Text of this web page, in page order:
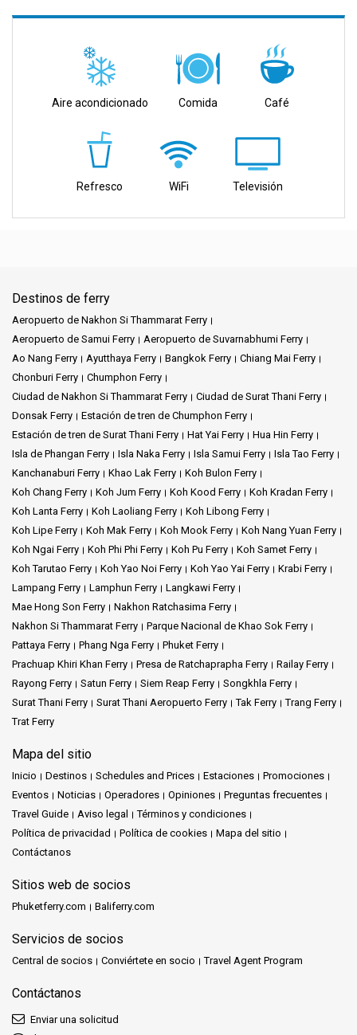
Aire acondicionado Comida Café
Refresco WiFi Televisión
Destinos de ferry
Aeropuerto de Nakhon Si Thammarat Ferry
Aeropuerto de Samui Ferry
Aeropuerto de Suvarnabhumi Ferry
Ao Nang Ferry
Ayutthaya Ferry Bangkok Ferry
Chiang Mai Ferry
Chonburi Ferry
Chumphon Ferry
Ciudad de Nakhon Si Thammarat Ferry
Ciudad de Surat Thani Ferry
Donsak Ferry
Estación de tren de Chumphon Ferry
Estación de tren de Surat Thani Ferry
Hat Yai Ferry
Hua Hin Ferry
Isla de Phangan Ferry
Isla Naka Ferry Isla Samui Ferry
Isla Tao Ferry
Kanchanaburi Ferry
Khao Lak Ferry
Koh Bulon Ferry
Koh Chang Ferry
Koh Jum Ferry Koh Kood Ferry
Koh Kradan Ferry
Koh Lanta Ferry
Koh Laoliang Ferry
Koh Libong Ferry
Koh Lipe Ferry
Koh Mak Ferry Koh Mook Ferry
Koh Nang Yuan Ferry
Koh Ngai Ferry
Koh Phi Phi Ferry Koh Pu Ferry
Koh Samet Ferry
Koh Tarutao Ferry
Koh Yao Noi Ferry Koh Yao Yai Ferry
Krabi Ferry
Lampang Ferry
Lamphun Ferry
Langkawi Ferry
Mae Hong Son Ferry
Nakhon Ratchasima Ferry
Nakhon Si Thammarat Ferry
Parque Nacional de Khao Sok Ferry
Pattaya Ferry
Phang Nga Ferry
Phuket Ferry
Prachuap Khiri Khan Ferry
Presa de Ratchaprapha Ferry
Railay Ferry
Rayong Ferry
Satun Ferry Siem Reap Ferry
Songkhla Ferry
Surat Thani Ferry
Surat Thani Aeropuerto Ferry Tak Ferry
Trang Ferry
Trat Ferry
Mapa del sitio
Inicio Destinos Schedules and Prices Estaciones
Promociones
Eventos
Noticias Operadores Opiniones
Preguntas frecuentes
Travel Guide
Aviso legal
Términos y condiciones
Política de privacidad
Política de cookies
Mapa del sitio
Contáctanos
Sitios web de socios
Phuketferry.com Baliferry.com
Servicios de socios
Central de socios Conviértete en socio Travel Agent Program
Contáctanos
Enviar una solicitud